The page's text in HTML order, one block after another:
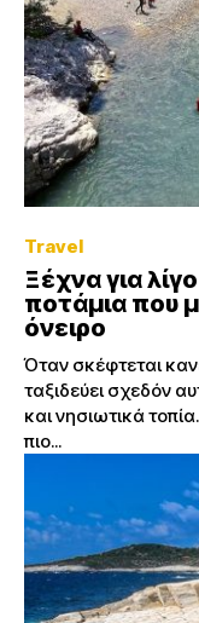
Travel
Ξέχνα για
ποτάμια που
όνειρο
Όταν σκέφτεται
ταξιδεύει σχεδόν
και νησιωτικά
πιο...